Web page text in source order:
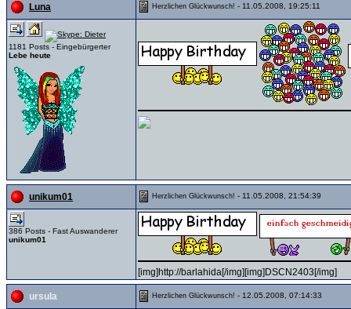
Luna Herzlichen Glückwunsch! - 11.05.2008, 19:25:11
1181 Posts - Eingebürgerter
Lebe heute
unikum01 Herzlichen Glückwunsch! - 11.05.2008, 21:54:39
386 Posts - Fast Auswanderer
unikum01
[img]http://barlahida[/img][img]DSCN2403[/img]
ursula Herzlichen Glückwunsch! - 12.05.2008, 07:14:33